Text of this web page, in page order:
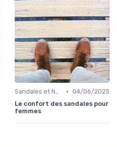
Sandales et Nu-pieds • 04/06/2025
Le confort des sandales pour
femmes